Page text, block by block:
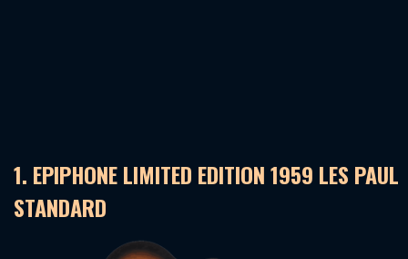
1. EPIPHONE LIMITED EDITION 1959 LES PAUL
STANDARD